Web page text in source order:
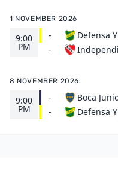
1 NOVEMBER 2026
9:00
PM
-
-
Defensa
8 NOVEMBER 2026
9:00
PM
-
-
Boca
Defensa